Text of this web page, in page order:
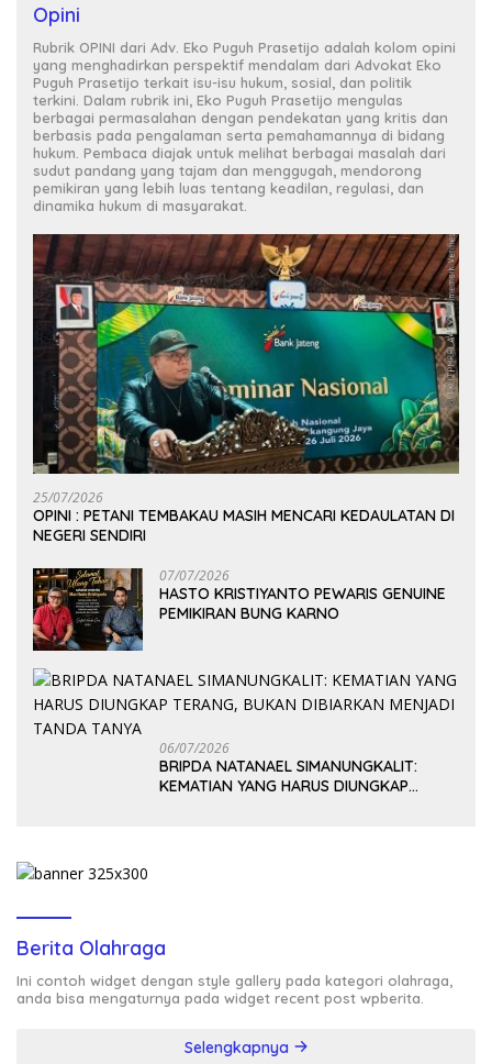
Opini
Rubrik OPINI dari Adv. Eko Puguh Prasetijo adalah kolom opini
yang menghadirkan perspektif mendalam dari Advokat Eko
Puguh Prasetijo terkait isu-isu hukum, sosial, dan politik
terkini. Dalam rubrik ini, Eko Puguh Prasetijo mengulas
berbagai permasalahan dengan pendekatan yang kritis dan
berbasis pada pengalaman serta pemahamannya di bidang
hukum. Pembaca diajak untuk melihat berbagai masalah dari
sudut pandang yang tajam dan menggugah, mendorong
pemikiran yang lebih luas tentang keadilan, regulasi, dan
dinamika hukum di masyarakat.
25/07/2026
OPINI : PETANI TEMBAKAU MASIH MENCARI KEDAULATAN DI
NEGERI SENDIRI
07/07/2026
HASTO KRISTIYANTO PEWARIS GENUINE
PEMIKIRAN BUNG KARNO
06/07/2026
BRIPDA NATANAEL SIMANUNGKALIT:
KEMATIAN YANG HARUS DIUNGKAP
Berita Olahraga
Ini contoh widget dengan style gallery pada kategori olahraga,
anda bisa mengaturnya pada widget recent post wpberita.
Selengkapnya